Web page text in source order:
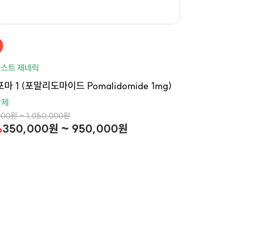
트 제네릭
마 1 (포말리도마이드 Pomalidomide 1mg)
원 ~ 1,050,000원
350,000원 ~ 950,000원